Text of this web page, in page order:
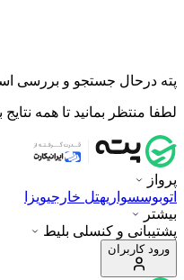
پته درحال جستجو و بررسی
لطفا منتظر بمانید تا همه
پرواز
اتوبوسسواریهتل خارجیویزا
بیشتر
پشتیبانی و کنسلی بلیط
ورود کاربران